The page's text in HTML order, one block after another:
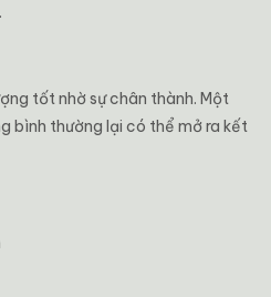
tốt nhờ sự chân thành. Một
bình thường lại có thể mở ra kết